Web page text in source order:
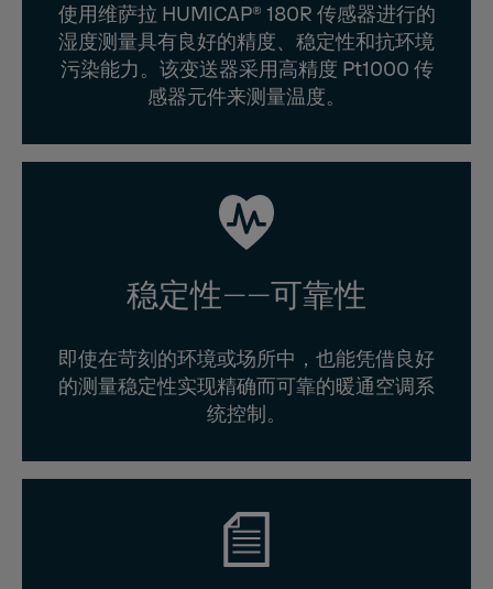
使用维萨拉 HUMICAP® 180R 传感器进行的
湿度测量具有良好的精度、稳定性和抗环境
污染能力。该变送器采用高精度 Pt1000 传
感器元件来测量温度。
稳定性——可靠性
即使在苛刻的环境或场所中，也能凭借良好
的测量稳定性实现精确而可靠的暖通空调系
统控制。